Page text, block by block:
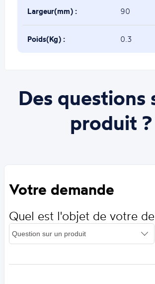
Largeur(mm) : 90
Poids(Kg) : 0.3
Des questions
produit ?
Votre demande
Quel est l'objet de votre